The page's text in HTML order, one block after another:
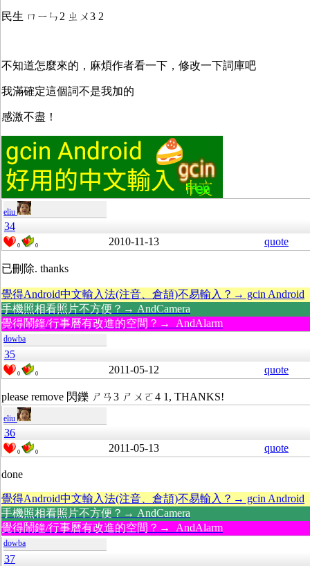
民生 ㄇㄧㄣ2 ㄓㄨ3 2
不知道怎麼來的，麻煩作者看一下，修改一下詞庫吧
我滿確定這個詞不是我加的
感激不盡！
eliu
34
0 0 2010-11-13 quote
已刪除. thanks
覺得Android中文輸入法(注音、倉頡)不易輸入？→ gcin Android
手機照相看照片不方便？→ AndCamera
覺得鬧鐘/行事曆有改進的空間？→ AndAlarm
dowba
35
0 0 2011-05-12 quote
please remove 閃鑠 ㄕㄢ3 ㄕㄨㄛ4 1, THANKS!
eliu
36
0 0 2011-05-13 quote
done
覺得Android中文輸入法(注音、倉頡)不易輸入？→ gcin Android
手機照相看照片不方便？→ AndCamera
覺得鬧鐘/行事曆有改進的空間？→ AndAlarm
dowba
37